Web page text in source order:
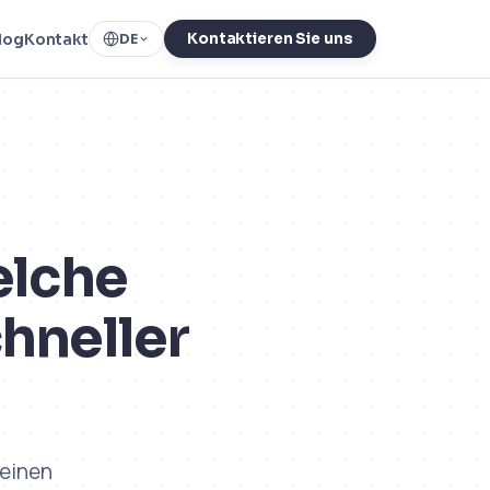
Kontakt DE Kontaktieren Sie uns